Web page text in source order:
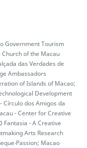
Government Tourism
of the Macau
das Verdades de
Ambassadors
of Islands of Macao;
Development
Círculo dos Amigos da
- Center for Creative
Fantasia - A Creative
Arts Research
Macao